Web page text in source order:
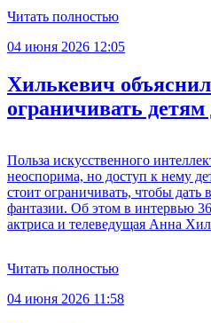
Читать полностью
04 июня 2026 12:05
Хилькевич
ограничивать
Польза искусственного
неоспорима, но доступ к нему
стоит ограничивать, чтобы дать
фантазии. Об этом в интервью
актриса и телеведущая Анна
Читать полностью
04 июня 2026 11:58